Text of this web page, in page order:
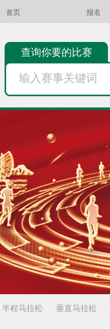
查询你要的比赛
首页 报名
半程马拉松 垂直马拉松